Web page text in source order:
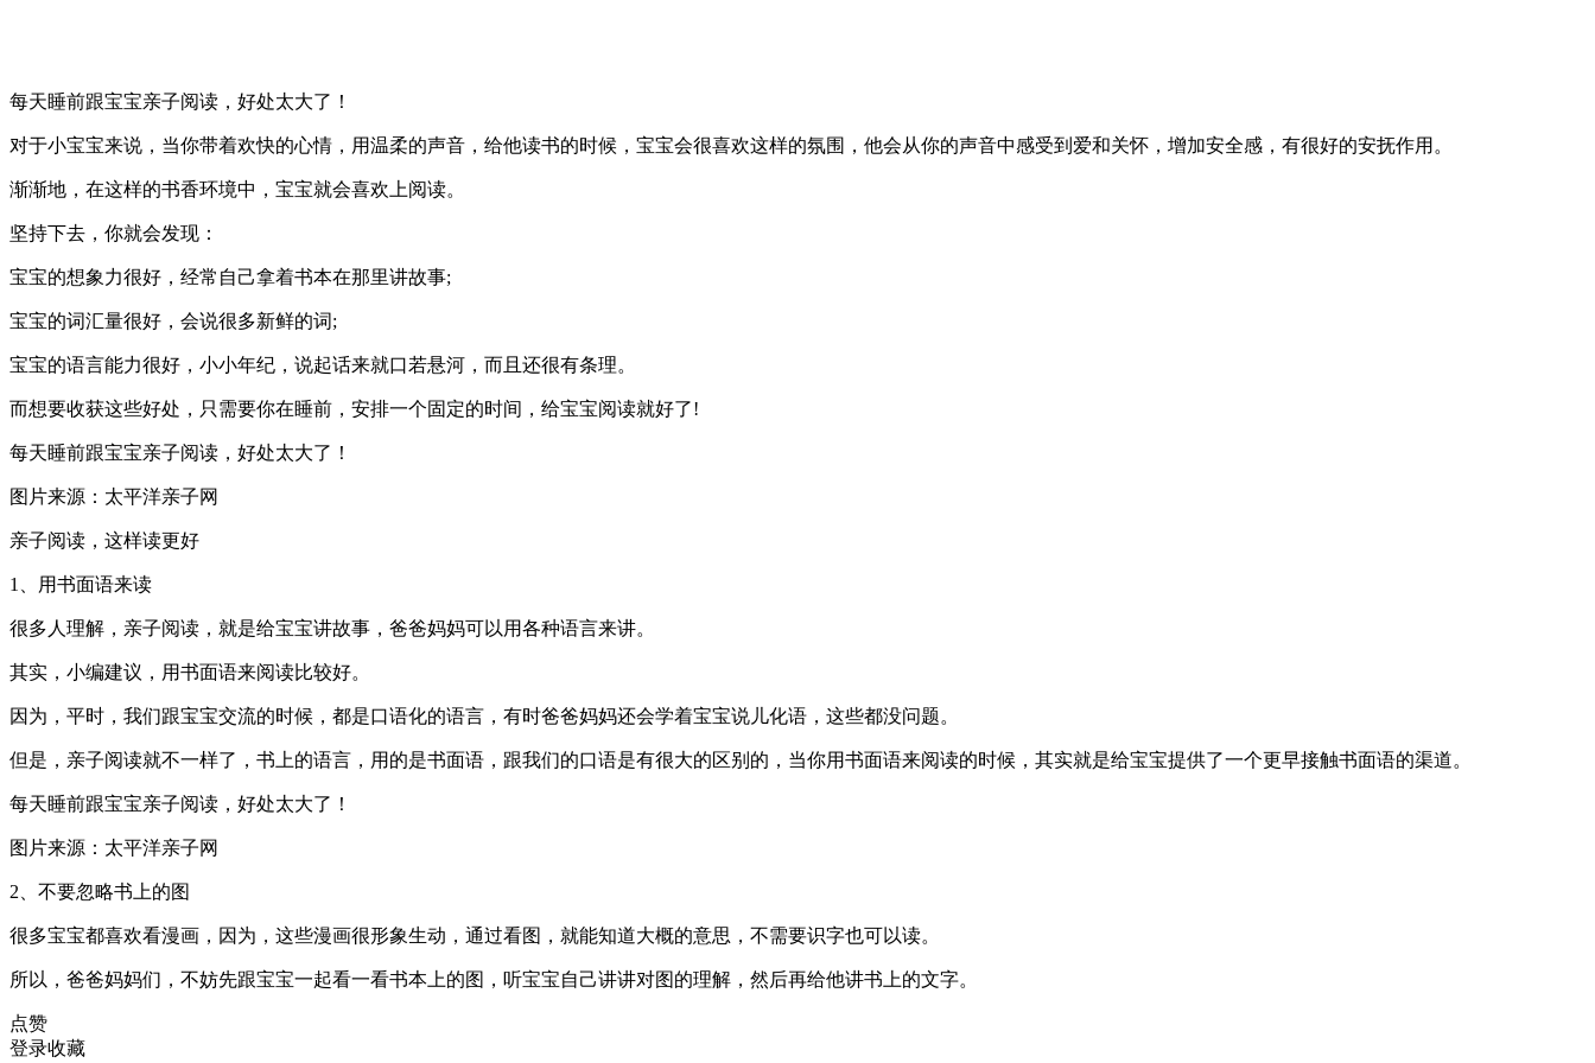
每天睡前跟宝宝亲子阅读，好处太大了！
对于小宝宝来说，当你带着欢快的心情，用温柔的声音，给他读书的时候，宝宝会很喜欢这样的氛围，他会从你的声音中感受到爱和关怀，增加安全感，有很好的安抚作用。
渐渐地，在这样的书香环境中，宝宝就会喜欢上阅读。
坚持下去，你就会发现：
宝宝的想象力很好，经常自己拿着书本在那里讲故事;
宝宝的词汇量很好，会说很多新鲜的词;
宝宝的语言能力很好，小小年纪，说起话来就口若悬河，而且还很有条理。
而想要收获这些好处，只需要你在睡前，安排一个固定的时间，给宝宝阅读就好了!
每天睡前跟宝宝亲子阅读，好处太大了！
图片来源：太平洋亲子网
亲子阅读，这样读更好
1、用书面语来读
很多人理解，亲子阅读，就是给宝宝讲故事，爸爸妈妈可以用各种语言来讲。
其实，小编建议，用书面语来阅读比较好。
因为，平时，我们跟宝宝交流的时候，都是口语化的语言，有时爸爸妈妈还会学着宝宝说儿化语，这些都没问题。
但是，亲子阅读就不一样了，书上的语言，用的是书面语，跟我们的口语是有很大的区别的，当你用书面语来阅读的时候，其实就是给宝宝提供了一个更早接触书面语的渠道。
每天睡前跟宝宝亲子阅读，好处太大了！
图片来源：太平洋亲子网
2、不要忽略书上的图
很多宝宝都喜欢看漫画，因为，这些漫画很形象生动，通过看图，就能知道大概的意思，不需要识字也可以读。
所以，爸爸妈妈们，不妨先跟宝宝一起看一看书本上的图，听宝宝自己讲讲对图的理解，然后再给他讲书上的文字。
点赞
登录收藏